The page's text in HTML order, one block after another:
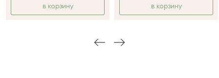
в корзину в корзину